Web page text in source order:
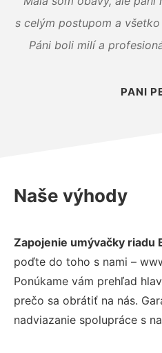
s celým postupom a
Páni boli milí a
PANI
Naše výhody
Zapojenie umývačky riadu
poďte do toho s nami –
Ponúkame vám prehľad
prečo sa obrátiť na nás.
nadviazanie spolupráce s